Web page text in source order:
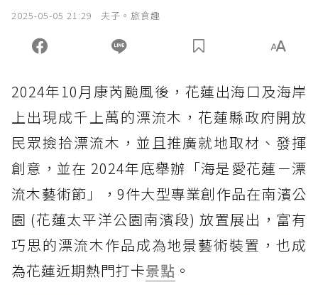
2025-05-05 21:29 夫子。旅食趣
2024年10月康芮颱風後，花蓮出海口及海岸
上出現成千上萬的漂流木，花蓮縣政府開放
民眾撿拾漂流木，並且推廣就地取材、發揮
創意，並在 2024年底舉辦「海是愛花蓮－漂
流木藝術節」，9件大型專業創作品在南濱公
園 (花蓮太平洋公園南濱段) 放置展出，富有
巧思的漂流木作品成為地景藝術裝置，也成
為花蓮近期熱門打卡景點 。